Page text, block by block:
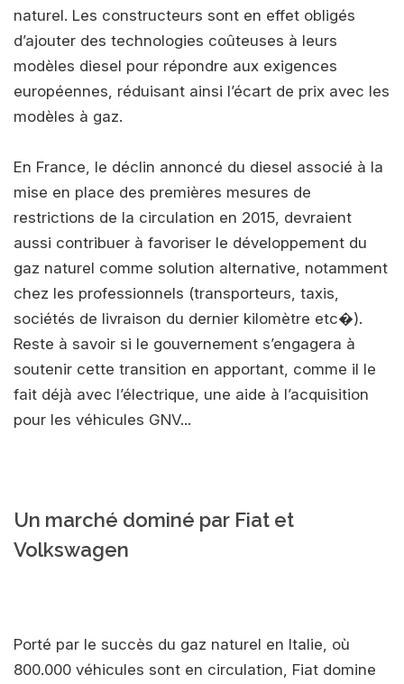
naturel. Les constructeurs sont en effet obligés
d’ajouter des technologies coûteuses à leurs
modèles diesel pour répondre aux exigences
européennes, réduisant ainsi l’écart de prix avec les
modèles à gaz.
En France, le déclin annoncé du diesel associé à la
mise en place des premières mesures de
restrictions de la circulation en 2015, devraient
aussi contribuer à favoriser le développement du
gaz naturel comme solution alternative, notamment
chez les professionnels (transporteurs, taxis,
sociétés de livraison du dernier kilomètre etc�).
Reste à savoir si le gouvernement s’engagera à
soutenir cette transition en apportant, comme il le
fait déjà avec l’électrique, une aide à l’acquisition
pour les véhicules GNV...
Un marché dominé par Fiat et
Volkswagen
Porté par le succès du gaz naturel en Italie, où
800.000 véhicules sont en circulation, Fiat domine